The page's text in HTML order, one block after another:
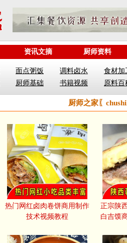
资讯文摘 厨师资料
面点粥饭 调料卤水
食材加
厨师基础 书籍视频 原料百
厨师之家〖
热门网红卤肉卷饼商用制作
技术视频教程
正宗陕
白吉馍